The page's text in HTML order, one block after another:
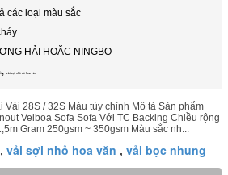
các loại màu sắc
HẢI HOẶC NINGBO
, vải sợi nhỏ có hoa văn
Vải 28S / 32S Màu tùy chỉnh Mô tả Sản phẩm
Velboa Sofa Sofa Với TC Backing Chiều rộng
Gram 250gsm ~ 350gsm Màu sắc nh...
, vải sợi nhỏ hoa văn , vải bọc nhung